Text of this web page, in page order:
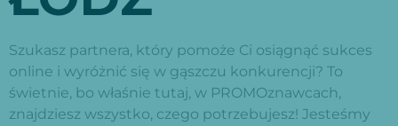
Szukasz partnera, który pomoże Ci osiągnąć sukces
online i wyróżnić się w gąszczu konkurencji? To
świetnie, bo właśnie tutaj, w PROMOznawcach,
znajdziesz wszystko, czego potrzebujesz! Jesteśmy